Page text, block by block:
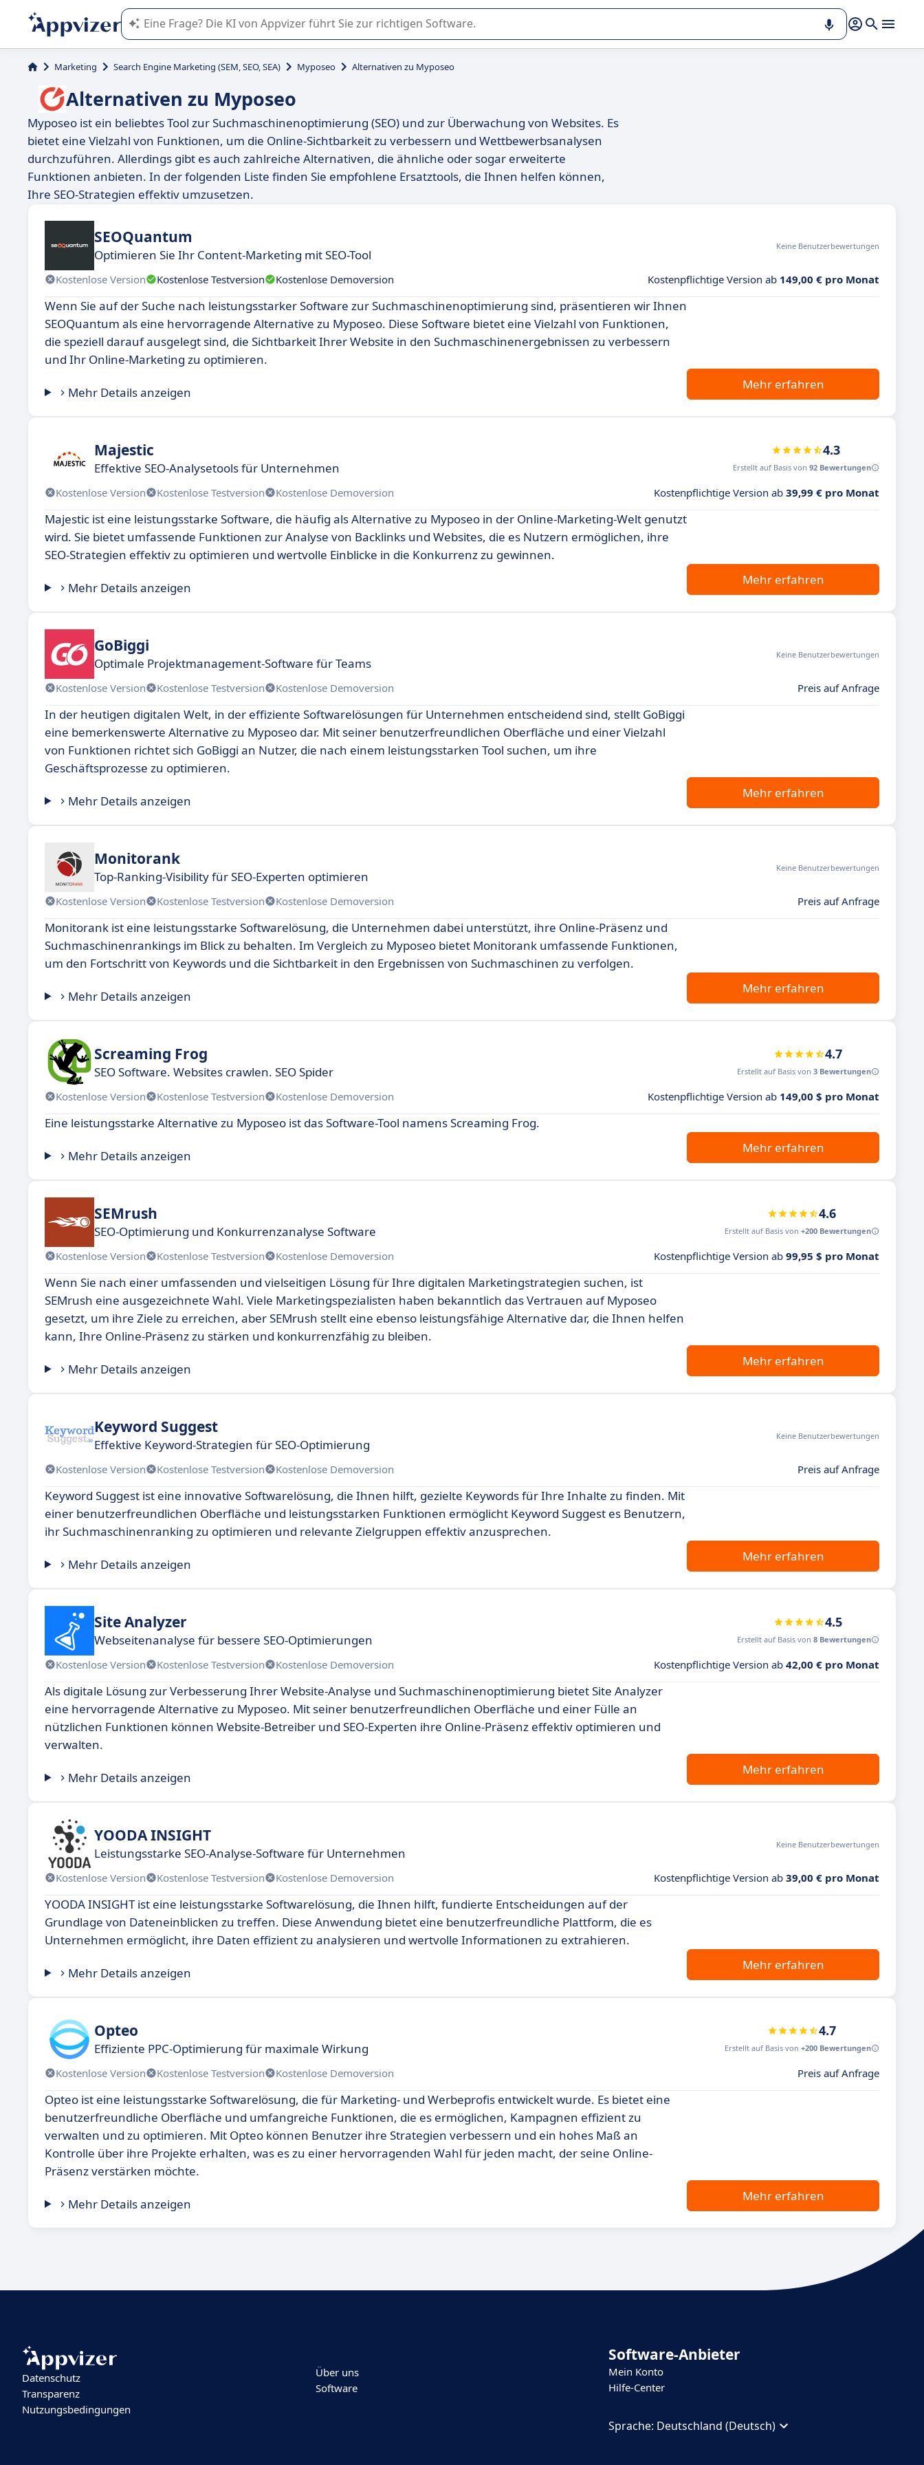
Die KI von Appvizer führt Sie bei der Nutzung oder Auswahl von SaaS-Software in Unternehmen.
Marketing Search Engine Marketing (SEM, SEO, SEA) Myposeo Alternativen zu Myposeo
Alternativen zu Myposeo
Myposeo ist ein beliebtes Tool zur Suchmaschinenoptimierung (SEO) und zur Überwachung von Websites. Es
bietet eine Vielzahl von Funktionen, um die Online-Sichtbarkeit zu verbessern und Wettbewerbsanalysen
durchzuführen. Allerdings gibt es auch zahlreiche Alternativen, die ähnliche oder sogar erweiterte
Funktionen anbieten. In der folgenden Liste finden Sie empfohlene Ersatztools, die Ihnen helfen können,
Ihre SEO-Strategien effektiv umzusetzen.
SEOQuantum
Optimieren Sie Ihr Content-Marketing mit SEO-Tool
Keine Benutzerbewertungen
Kostenlose Version Kostenlose Testversion Kostenlose Demoversion Kostenpflichtige Version ab 149,00 € pro Monat
Wenn Sie auf der Suche nach leistungsstarker Software zur Suchmaschinenoptimierung sind, präsentieren wir Ihnen
SEOQuantum als eine hervorragende Alternative zu Myposeo. Diese Software bietet eine Vielzahl von Funktionen,
die speziell darauf ausgelegt sind, die Sichtbarkeit Ihrer Website in den Suchmaschinenergebnissen zu verbessern
und Ihr Online-Marketing zu optimieren.
Mehr Details anzeigen
Mehr erfahren
Majestic
Effektive SEO-Analysetools für Unternehmen
4.3
Erstellt auf Basis von 92 Bewertungen
Kostenlose Version Kostenlose Testversion Kostenlose Demoversion Kostenpflichtige Version ab 39,99 € pro Monat
Majestic ist eine leistungsstarke Software, die häufig als Alternative zu Myposeo in der Online-Marketing-Welt genutzt
wird. Sie bietet umfassende Funktionen zur Analyse von Backlinks und Websites, die es Nutzern ermöglichen, ihre
SEO-Strategien effektiv zu optimieren und wertvolle Einblicke in die Konkurrenz zu gewinnen.
Mehr Details anzeigen
Mehr erfahren
GoBiggi
Optimale Projektmanagement-Software für Teams
Keine Benutzerbewertungen
Kostenlose Version Kostenlose Testversion Kostenlose Demoversion Preis auf Anfrage
In der heutigen digitalen Welt, in der effiziente Softwarelösungen für Unternehmen entscheidend sind, stellt GoBiggi
eine bemerkenswerte Alternative zu Myposeo dar. Mit seiner benutzerfreundlichen Oberfläche und einer Vielzahl
von Funktionen richtet sich GoBiggi an Nutzer, die nach einem leistungsstarken Tool suchen, um ihre
Geschäftsprozesse zu optimieren.
Mehr Details anzeigen
Mehr erfahren
Monitorank
Top-Ranking-Visibility für SEO-Experten optimieren
Keine Benutzerbewertungen
Kostenlose Version Kostenlose Testversion Kostenlose Demoversion Preis auf Anfrage
Monitorank ist eine leistungsstarke Softwarelösung, die Unternehmen dabei unterstützt, ihre Online-Präsenz und
Suchmaschinenrankings im Blick zu behalten. Im Vergleich zu Myposeo bietet Monitorank umfassende Funktionen,
um den Fortschritt von Keywords und die Sichtbarkeit in den Ergebnissen von Suchmaschinen zu verfolgen.
Mehr Details anzeigen
Mehr erfahren
Screaming Frog
SEO Software. Websites crawlen. SEO Spider
4.7
Erstellt auf Basis von 3 Bewertungen
Kostenlose Version Kostenlose Testversion Kostenlose Demoversion Kostenpflichtige Version ab 149,00 $ pro Monat
Eine leistungsstarke Alternative zu Myposeo ist das Software-Tool namens Screaming Frog.
Mehr Details anzeigen
Mehr erfahren
SEMrush
SEO-Optimierung und Konkurrenzanalyse Software
4.6
Erstellt auf Basis von +200 Bewertungen
Kostenlose Version Kostenlose Testversion Kostenlose Demoversion Kostenpflichtige Version ab 99,95 $ pro Monat
Wenn Sie nach einer umfassenden und vielseitigen Lösung für Ihre digitalen Marketingstrategien suchen, ist
SEMrush eine ausgezeichnete Wahl. Viele Marketingspezialisten haben bekanntlich das Vertrauen auf Myposeo
gesetzt, um ihre Ziele zu erreichen, aber SEMrush stellt eine ebenso leistungsfähige Alternative dar, die Ihnen helfen
kann, Ihre Online-Präsenz zu stärken und konkurrenzfähig zu bleiben.
Mehr Details anzeigen
Mehr erfahren
Keyword Suggest
Effektive Keyword-Strategien für SEO-Optimierung
Keine Benutzerbewertungen
Kostenlose Version Kostenlose Testversion Kostenlose Demoversion Preis auf Anfrage
Keyword Suggest ist eine innovative Softwarelösung, die Ihnen hilft, gezielte Keywords für Ihre Inhalte zu finden. Mit
einer benutzerfreundlichen Oberfläche und leistungsstarken Funktionen ermöglicht Keyword Suggest es Benutzern,
ihr Suchmaschinenranking zu optimieren und relevante Zielgruppen effektiv anzusprechen.
Mehr Details anzeigen
Mehr erfahren
Site Analyzer
Webseitenanalyse für bessere SEO-Optimierungen
4.5
Erstellt auf Basis von 8 Bewertungen
Kostenlose Version Kostenlose Testversion Kostenlose Demoversion Kostenpflichtige Version ab 42,00 € pro Monat
Als digitale Lösung zur Verbesserung Ihrer Website-Analyse und Suchmaschinenoptimierung bietet Site Analyzer
eine hervorragende Alternative zu Myposeo. Mit seiner benutzerfreundlichen Oberfläche und einer Fülle an
nützlichen Funktionen können Website-Betreiber und SEO-Experten ihre Online-Präsenz effektiv optimieren und
verwalten.
Mehr Details anzeigen
Mehr erfahren
YOODA INSIGHT
Leistungsstarke SEO-Analyse-Software für Unternehmen
Keine Benutzerbewertungen
Kostenlose Version Kostenlose Testversion Kostenlose Demoversion Kostenpflichtige Version ab 39,00 € pro Monat
YOODA INSIGHT ist eine leistungsstarke Softwarelösung, die Ihnen hilft, fundierte Entscheidungen auf der
Grundlage von Dateneinblicken zu treffen. Diese Anwendung bietet eine benutzerfreundliche Plattform, die es
Unternehmen ermöglicht, ihre Daten effizient zu analysieren und wertvolle Informationen zu extrahieren.
Mehr Details anzeigen
Mehr erfahren
Opteo
Effiziente PPC-Optimierung für maximale Wirkung
4.7
Erstellt auf Basis von +200 Bewertungen
Kostenlose Version Kostenlose Testversion Kostenlose Demoversion Preis auf Anfrage
Opteo ist eine leistungsstarke Softwarelösung, die für Marketing- und Werbeprofis entwickelt wurde. Es bietet eine
benutzerfreundliche Oberfläche und umfangreiche Funktionen, die es ermöglichen, Kampagnen effizient zu
verwalten und zu optimieren. Mit Opteo können Benutzer ihre Strategien verbessern und ein hohes Maß an
Kontrolle über ihre Projekte erhalten, was es zu einer hervorragenden Wahl für jeden macht, der seine Online-
Präsenz verstärken möchte.
Mehr Details anzeigen
Mehr erfahren
Datenschutz
Transparenz
Nutzungsbedingungen
Über uns
Software
Software-Anbieter
Mein Konto
Hilfe-Center
Sprache: Deutschland (Deutsch)